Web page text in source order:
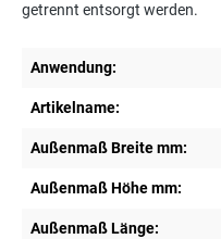
getrennt entsorgt werden.
Anwendung:
Artikelname:
Außenmaß Breite mm:
Außenmaß Höhe mm:
Außenmaß Länge: